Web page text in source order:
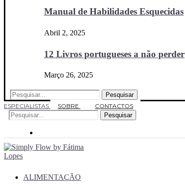
Manual de Habilidades Esquecidas
Abril 2, 2025
12 Livros portugueses a não perder
Março 26, 2025
Pesquisar
ESPECIALISTAS
SOBRE
CONTACTOS
Pesquisar
ALIMENTAÇÃO